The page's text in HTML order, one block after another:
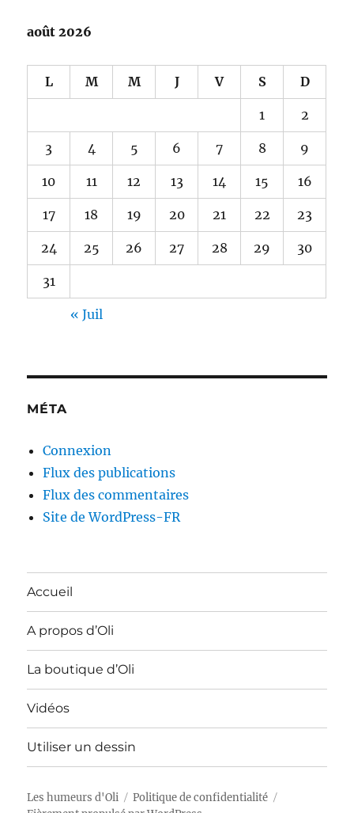
août 2026
L M M J V S D
1 2
3 4 5 6 7 8 9
10 11 12 13 14 15 16
17 18 19 20 21 22 23
24 25 26 27 28 29 30
31
« Juil
MÉTA
Connexion
Flux des publications
Flux des commentaires
Site de WordPress-FR
Accueil
A propos d’Oli
La boutique d’Oli
Vidéos
Utiliser un dessin
Les humeurs d'Oli
Politique de confidentialité